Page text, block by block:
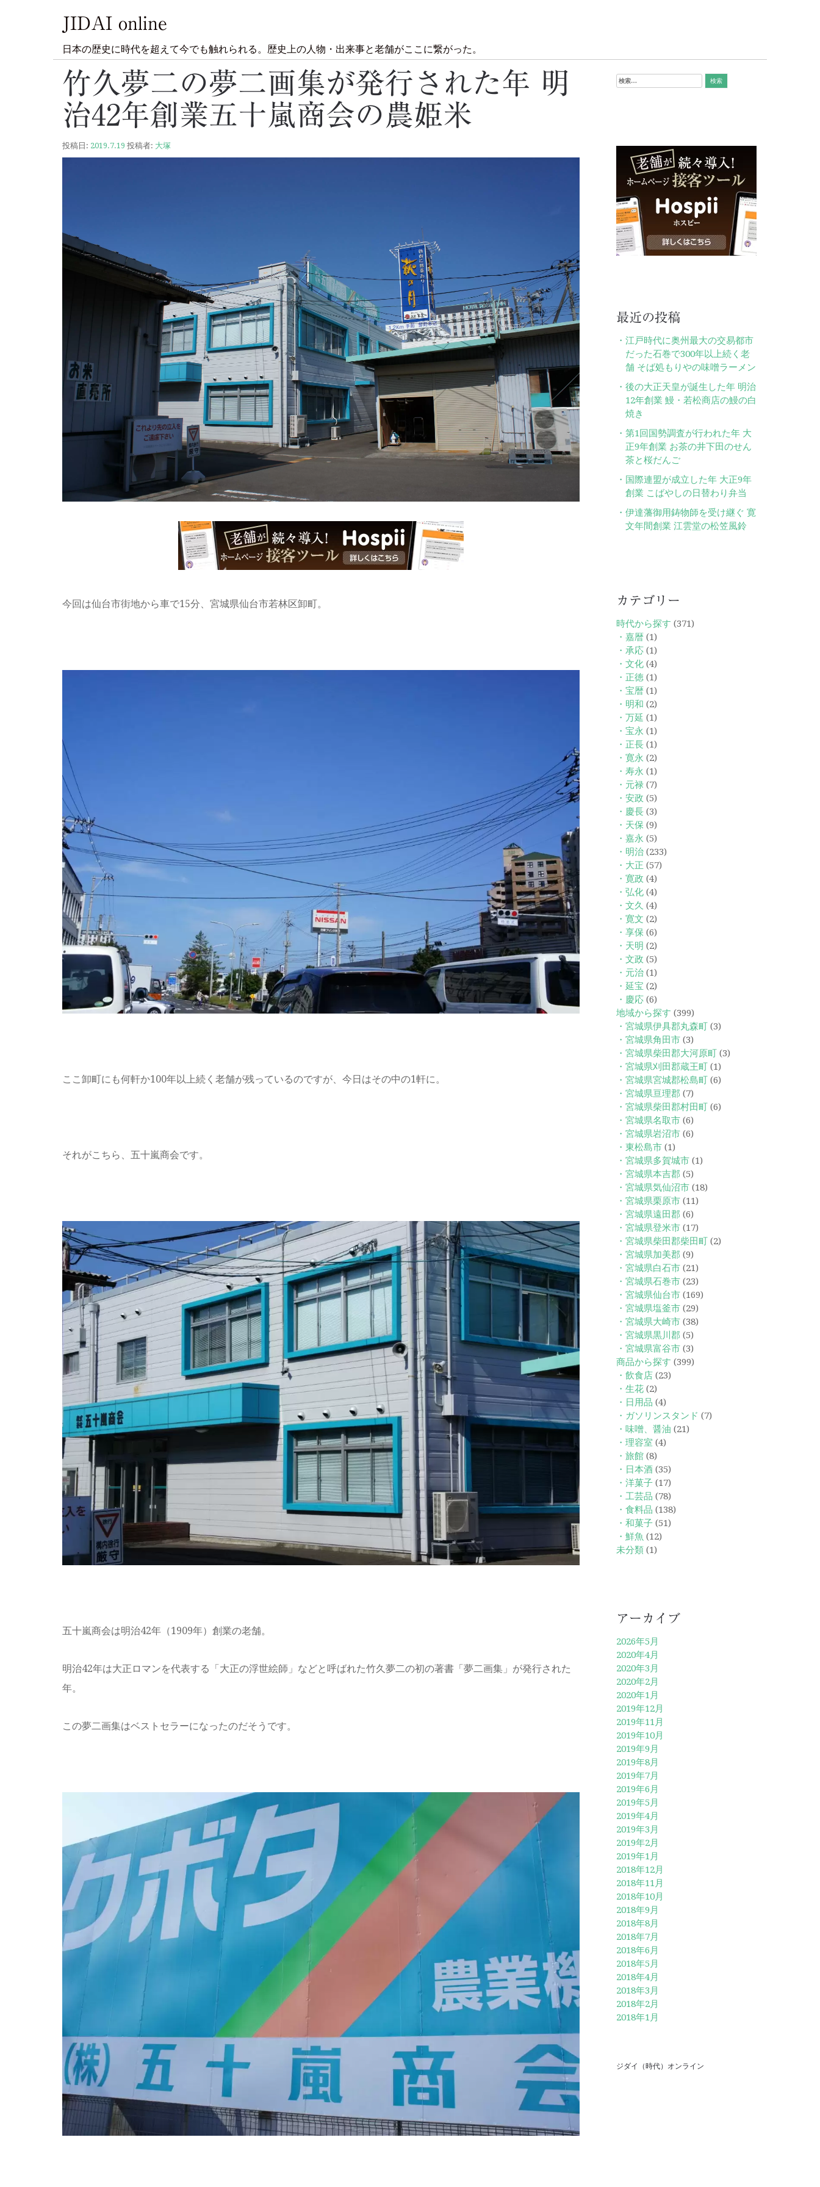
JIDAI online
日本の歴史に時代を超えて今でも触れられる。歴史上の人物・出来事と老舗がここに繋がった。
竹久夢二の夢二画集が発行された年 明
治42年創業五十嵐商会の農姫米
投稿日: 2019.7.19 投稿者: 大塚
今回は仙台市街地から車で15分、宮城県仙台市若林区卸町。
ここ卸町にも何軒か100年以上続く老舗が残っているのですが、今日はその中の1軒に。
それがこちら、五十嵐商会です。
五十嵐商会は明治42年（1909年）創業の老舗。
明治42年は大正ロマンを代表する「大正の浮世絵師」などと呼ばれた竹久夢二の初の著書「夢二画集」が発行された
年。
この夢二画集はベストセラーになったのだそうです。
検
最近の投稿
江戸時代に奥州最大の交易都市
だった石巻で300年以上続く老
舗 そば処もりやの味噌ラーメン
後の大正天皇が誕生した年 明治
12年創業 鰻・若松商店の鰻の白
焼き
第1回国勢調査が行われた年 大
正9年創業 お茶の井下田のせん
茶と桜だんご
国際連盟が成立した年 大正9年
創業 こばやしの日替わり弁当
伊達藩御用鋳物師を受け継ぐ 寛
文年間創業 江雲堂の松笠風鈴
カテゴリー
時代から探す (371)
・嘉暦(1)
・承応(1)
・文化(4)
・正徳(1)
・宝暦(1)
・明和 (2)
・万延 (1)
・宝永 (1)
・正長(1)
・寛永 (2)
・寿永 (1)
・元禄(7)
・安政 (5)
・慶長(3)
・天保 (9)
・嘉永 (5)
・明治(233)
・大正 (57)
・寛政 (4)
・弘化(4)
・文久 (4)
・寛文 (2)
・享保 (6)
・天明 (2)
・文政 (5)
・元治(1)
・延宝 (2)
・慶応(6)
地域から探す (399)
・宮城県伊具郡丸森町(3)
・宮城県角田市(3)
・宮城県柴田郡大河原町(3)
・宮城県刈田郡蔵王町(1)
・宮城県宮城郡松島町(6)
・宮城県亘理郡 (7)
・宮城県柴田郡村田町(6)
・宮城県名取市(6)
・宮城県岩沼市(6)
・東松島市(1)
・宮城県多賀城市(1)
・宮城県本吉郡 (5)
・宮城県気仙沼市(18)
・宮城県栗原市(11)
・宮城県遠田郡 (6)
・宮城県登米市(17)
・宮城県柴田郡柴田町(2)
・宮城県加美郡 (9)
・宮城県白石市(21)
・宮城県石巻市(23)
・宮城県仙台市(169)
・宮城県塩釜市(29)
・宮城県大崎市(38)
・宮城県黒川郡 (5)
・宮城県富谷市(3)
商品から探す (399)
・飲食店(23)
・生花(2)
・日用品 (4)
・ガソリンスタンド (7)
・味噌、醤油 (21)
・理容室 (4)
・旅館(8)
・日本酒(35)
・洋菓子(17)
・工芸品 (78)
・食料品 (138)
・和菓子(51)
・鮮魚 (12)
未分類(1)
アーカイブ
2026年5月
2020年4月
2020年3月
2020年2月
2020年1月
2019年12月
2019年11月
2019年10月
2019年9月
2019年8月
2019年7月
2019年6月
2019年5月
2019年4月
2019年3月
2019年2月
2019年1月
2018年12月
2018年11月
2018年10月
2018年9月
2018年8月
2018年7月
2018年6月
2018年5月
2018年4月
2018年3月
2018年2月
2018年1月
ジダイ（時代）オンライン